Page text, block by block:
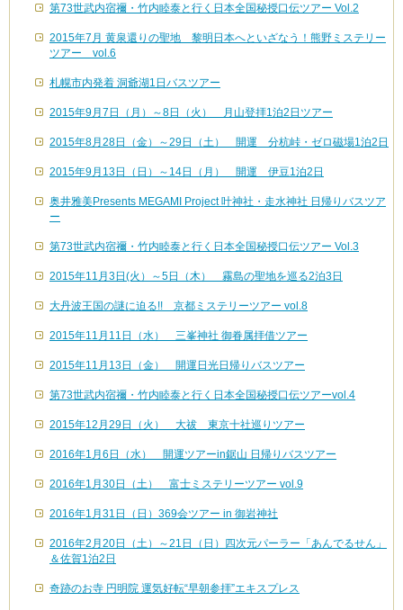
第73世武内宿禰・竹内睦泰と行く日本全国秘授口伝ツアー Vol.2
2015年7月 黄泉還りの聖地 黎明日本へといざなう！熊野ミステリー
ツアー vol.6
札幌市内発着 洞爺湖1日バスツアー
2015年9月7日（月）～8日（火） 月山登拝1泊2日ツアー
2015年8月28日（金）～29日（土） 開運 分杭峠・ゼロ磁場1泊2日
2015年9月13日（日）～14日（月） 開運 伊豆1泊2日
奥井雅美Presents MEGAMI Project 叶神社・走水神社 日帰りバスツア
ー
第73世武内宿禰・竹内睦泰と行く日本全国秘授口伝ツアー Vol.3
2015年11月3日(火）～5日（木） 霧島の聖地を巡る2泊3日
大丹波王国の謎に迫る!! 京都ミステリーツアー vol.8
2015年11月11日（水） 三峯神社 御眷属拝借ツアー
2015年11月13日（金） 開運日光日帰りバスツアー
第73世武内宿禰・竹内睦泰と行く日本全国秘授口伝ツアーvol.4
2015年12月29日（火） 大祓 東京十社巡りツアー
2016年1月6日（水） 開運ツアーin鋸山 日帰りバスツアー
2016年1月30日（土） 富士ミステリーツアー vol.9
2016年1月31日（日）369会ツアー in 御岩神社
2016年2月20日（土）～21日（日）四次元パーラー「あんでるせん」
＆佐賀1泊2日
奇跡のお寺 円明院 運気好転“早朝参拝”エキスプレス